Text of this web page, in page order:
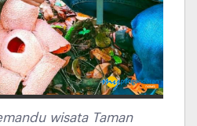
wisata Taman